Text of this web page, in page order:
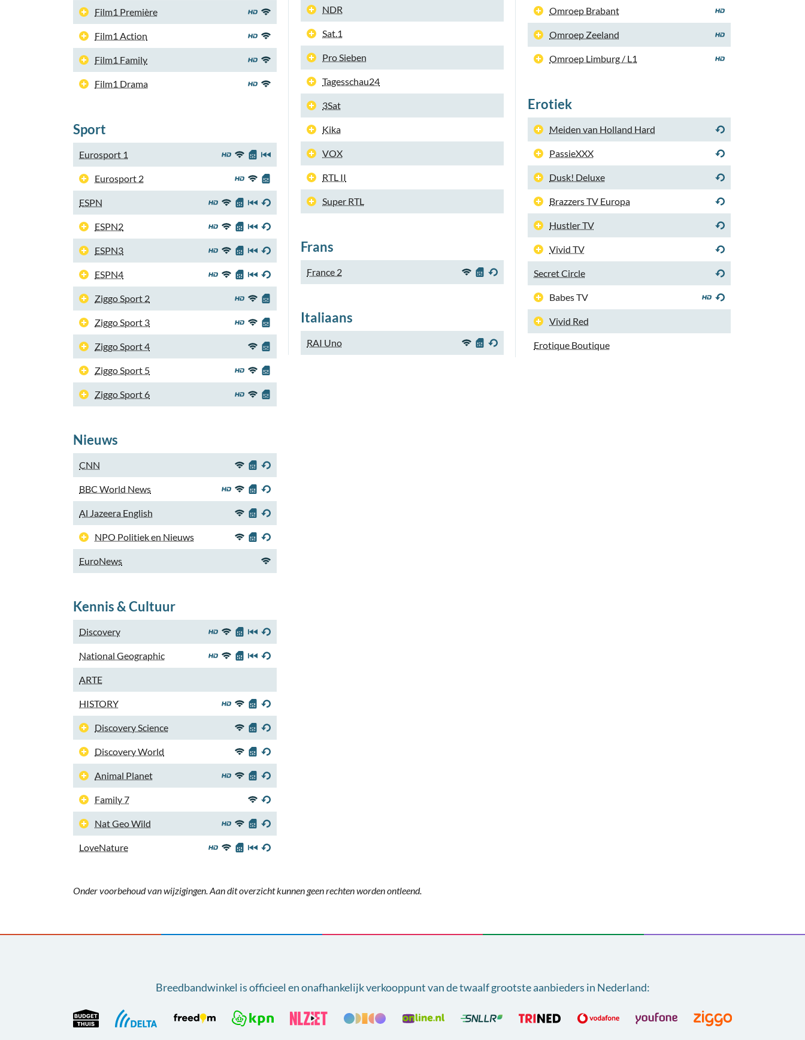
Film1 Première
Film1 Action
Film1 Family
Film1 Drama
Sport
Eurosport 1
Eurosport 2
ESPN
ESPN2
ESPN3
ESPN4
Ziggo Sport 2
Ziggo Sport 3
Ziggo Sport 4
Ziggo Sport 5
Ziggo Sport 6
Nieuws
CNN
BBC World News
Al Jazeera English
NPO Politiek en Nieuws
EuroNews
Kennis & Cultuur
Discovery
National Geographic
ARTE
HISTORY
Discovery Science
Discovery World
Animal Planet
Family 7
Nat Geo Wild
LoveNature
NDR
Sat.1
Pro Sieben
Tagesschau24
3Sat
Kika
VOX
RTL II
Super RTL
Frans
France 2
Italiaans
RAI Uno
Omroep Brabant
Omroep Zeeland
Omroep Limburg / L1
Erotiek
Meiden van Holland Hard
PassieXXX
Dusk! Deluxe
Brazzers TV Europa
Hustler TV
Vivid TV
Secret Circle
Babes TV
Vivid Red
Erotique Boutique
Onder voorbehoud van wijzigingen. Aan dit overzicht kunnen geen rechten worden ontleend.
Breedbandwinkel is officieel en onafhankelijk verkooppunt vande twaalf grootste aanbieders in Nederland: